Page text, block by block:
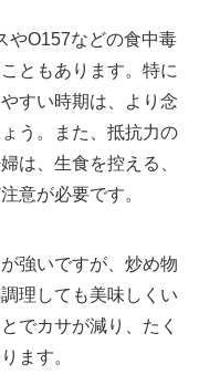
やO157などの食中毒
ともあります。特に
すい時期は、より念
う。また、抵抗力の
は、生食を控える、
意が必要です。
強いですが、炒め物
理しても美味しくい
でカサが減り、たく
ます。